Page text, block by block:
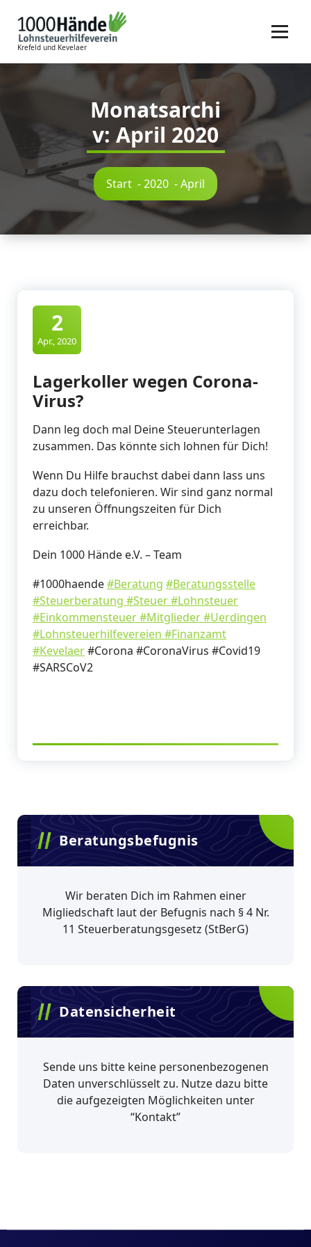
Inhalt
springen
Krefeld und Kevelaer
Monatsarchi
v: April 2020
Start -2020 -April
2
Apr., 2020
Lagerkoller wegen Corona-
Virus?
Dann leg doch mal Deine Steuerunterlagen
zusammen. Das könnte sich lohnen für Dich!
Wenn Du Hilfe brauchst dabei dann lass uns
dazu doch telefonieren. Wir sind ganz normal
zu unseren Öffnungszeiten für Dich
erreichbar.
Dein 1000 Hände e.V. – Team
#1000haende#Beratung #Beratungsstelle
#Steuerberatung #Steuer#Lohnsteuer
#Einkommensteuer#Mitglieder#Uerdingen
#Lohnsteuerhilfevereien #Finanzamt
#Kevelaer#Corona #CoronaVirus #Covid19
#SARSCoV2
Beratungsbefugnis
Wir beraten Dich im Rahmen einer
Migliedschaft laut der Befugnis nach § 4 Nr.
11 Steuerberatungsgesetz (StBerG)
Datensicherheit
Sende uns bitte keine personenbezogenen
Daten unverschlüsselt zu. Nutze dazu bitte
die aufgezeigten Möglichkeiten unter
“Kontakt”